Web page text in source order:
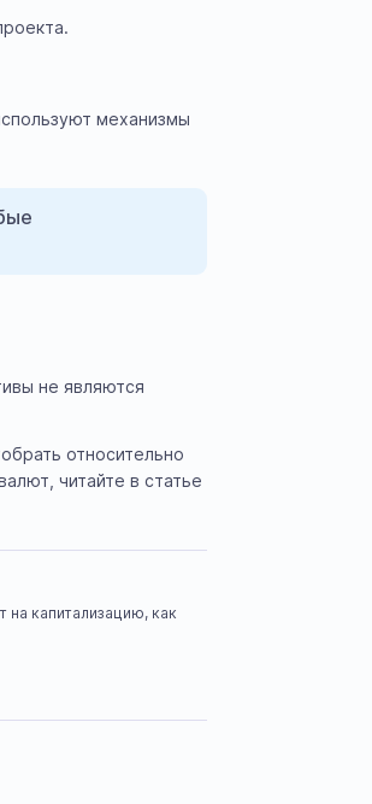
механизмы
не являются
относительно
читайте в статье
на капитализацию, как